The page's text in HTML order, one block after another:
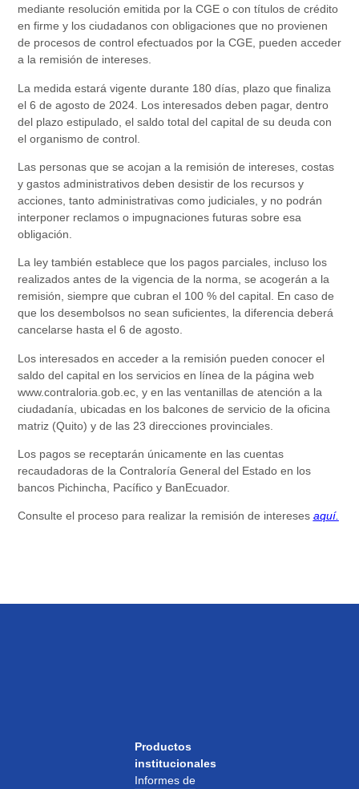
mediante resolución emitida por la CGE o con títulos de crédito
en firme y los ciudadanos con obligaciones que no provienen
de procesos de control efectuados por la CGE, pueden acceder
a la remisión de intereses.
La medida estará vigente durante 180 días, plazo que finaliza
el 6 de agosto de 2024. Los interesados deben pagar, dentro
del plazo estipulado, el saldo total del capital de su deuda con
el organismo de control.
Las personas que se acojan a la remisión de intereses, costas
y gastos administrativos deben desistir de los recursos y
acciones, tanto administrativas como judiciales, y no podrán
interponer reclamos o impugnaciones futuras sobre esa
obligación.
La ley también establece que los pagos parciales, incluso los
realizados antes de la vigencia de la norma, se acogerán a la
remisión, siempre que cubran el 100 % del capital. En caso de
que los desembolsos no sean suficientes, la diferencia deberá
cancelarse hasta el 6 de agosto.
Los interesados en acceder a la remisión pueden conocer el
saldo del capital en los servicios en línea de la página web
www.contraloria.gob.ec, y en las ventanillas de atención a la
ciudadanía, ubicadas en los balcones de servicio de la oficina
matriz (Quito) y de las 23 direcciones provinciales.
Los pagos se receptarán únicamente en las cuentas
recaudadoras de la Contraloría General del Estado en los
bancos Pichincha, Pacífico y BanEcuador.
Consulte el proceso para realizar la remisión de intereses aquí.
Productos
institucionales
Informes de